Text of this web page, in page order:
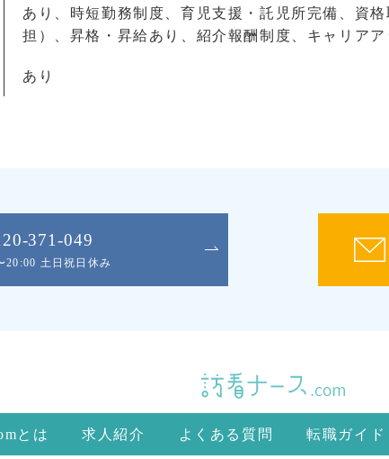
あり、時短勤務制度、育児支援・託児所完備、資
担）、昇格・昇給あり、紹介報酬制度、キャリア
あり
371-049
20:00 土日祝日休み
とは 求人紹介 よくある質問 転職ガイド